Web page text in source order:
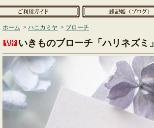
ホーム > ハニカミヤ > ブローチ
いきものブローチ「ハリネズミ」